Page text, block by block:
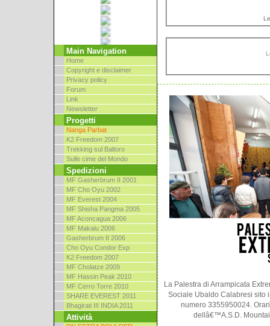
Main Navigation
Home
Copyright e disclaimer
Privacy policy
Forum
Link
Newsletter
Progetti
Nanga Parbat
K2 Freedom 2007
Trekking sul Baltoro
Sulle cime del Mondo
Spedizioni
MF Gasherbrum II 2001
MF Cho Oyu 2002
MF Everest 2004
MF Shisha Pangma 2005
MF Aconcagua 2006
MF Makalu 2006
Gasherbrum II 2006
Cho Oyu Condor Exp
K2 Freedom 2007
MF Cholatze 2009
MF Hassin Peak 2010
MF Cerro Torre 2010
SHARE EVEREST 2011
Bhagirati III INDIA 2011
Attività
La Palestra di Arrampicata
Sociale Ubaldo Calabresi sito
numero 3355950024.
dellâ€™A.S.D.